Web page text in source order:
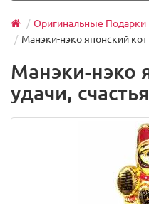
Оригинальные Подарки
Манэки-нэко японский кот
Манэки-нэко
удачи,